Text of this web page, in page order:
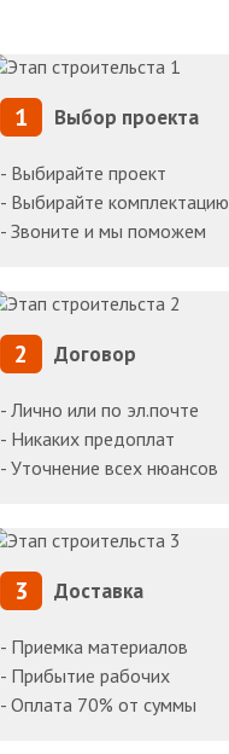
1 Выбор проекта
- Выбирайте проект
- Выбирайте комплектацию
- Звоните и мы поможем
2 Договор
- Лично или по эл.почте
- Никаких предоплат
- Уточнение всех нюансов
3 Доставка
- Приемка материалов
- Прибытие рабочих
- Оплата 70% от суммы